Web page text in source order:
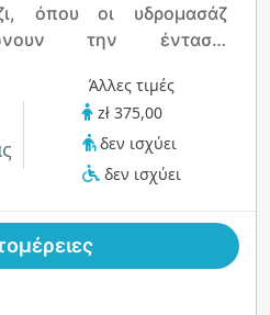
όπου οι υδρομασάζ
την ένταση.
βότανα, εξερευνήστε
αλατιού και
υποθερμική σπηλιά.
λουτρά προσφέρουν
συνδυασμό περιπέτειας
χρόνο.
Άλλες τιμές
zł 375,00
δεν ισχύει
δεν ισχύει